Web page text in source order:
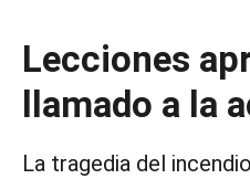
Lecciones
llamado a la
La tragedia del